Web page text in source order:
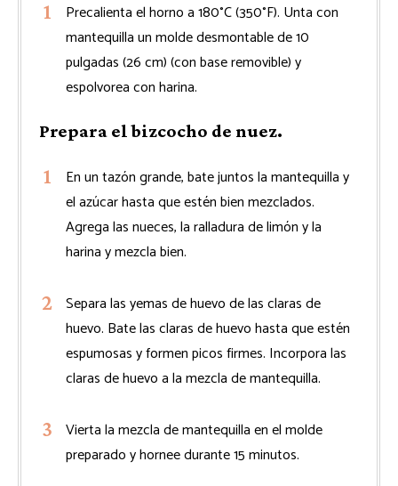
Precalienta el horno a 180°C (350°F). Unta con
mantequilla un molde desmontable de 10
pulgadas (26 cm) (con base removible) y
espolvorea con harina.
Prepara el bizcocho de nuez.
En un tazón grande, bate juntos la mantequilla y
el azúcar hasta que estén bien mezclados.
Agrega las nueces, la ralladura de limón y la
harina y mezcla bien.
Separa las yemas de huevo de las claras de
huevo. Bate las claras de huevo hasta que estén
espumosas y formen picos firmes. Incorpora las
claras de huevo a la mezcla de mantequilla.
Vierta la mezcla de mantequilla en el molde
preparado y hornee durante 15 minutos.